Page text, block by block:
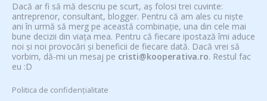
Dacă ar fi să mă descriu pe scurt, aș folosi trei cuvinte:
antreprenor, consultant, blogger. Pentru că am ales cu niște
ani în urmă să merg pe această combinație, una din cele mai
bune decizii din viața mea. Pentru că fiecare ipostază îmi aduce
noi și noi provocări și beneficii de fiecare dată. Dacă vrei să
vorbim, dă-mi un mesaj pe cristi@kooperativa.ro. Restul fac
eu :D
Politica de confidențialitate